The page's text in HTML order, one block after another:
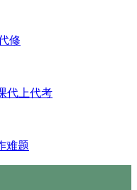
修
代上代考
难题